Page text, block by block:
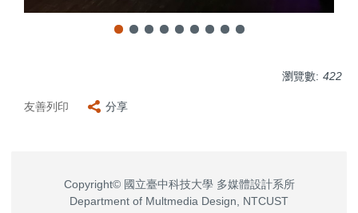
瀏覽數: 422
友善列印 分享
Copyright© 國立臺中科技大學 多媒體設計系所
Department of Multmedia Design, NTCUST